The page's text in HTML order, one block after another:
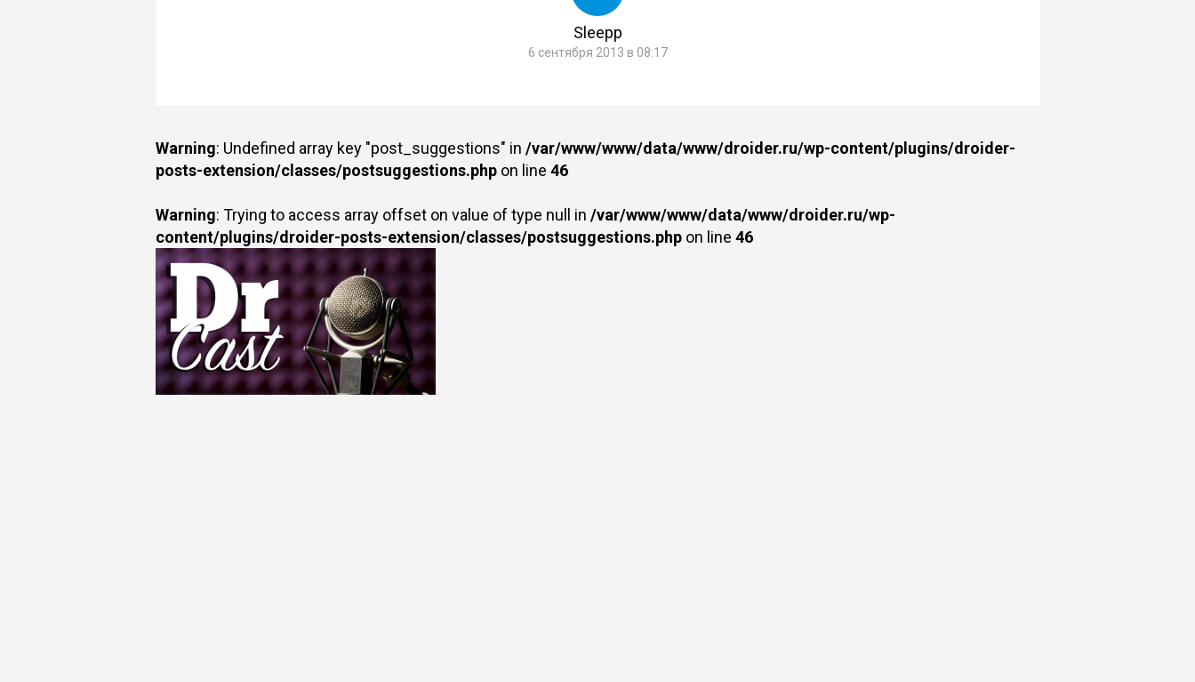
Sleepp
6 сентября 2013 в 08:17
Warning: Undefined array key "post_suggestions" in /var/www/www/data/www/droider.ru/wp-content/plugins/droider-
posts-extension/classes/postsuggestions.phpon line 46
Warning: Trying to access array offset on value of type null in /var/www/www/data/www/droider.ru/wp-
content/plugins/droider-posts-extension/classes/postsuggestions.phpon line 46